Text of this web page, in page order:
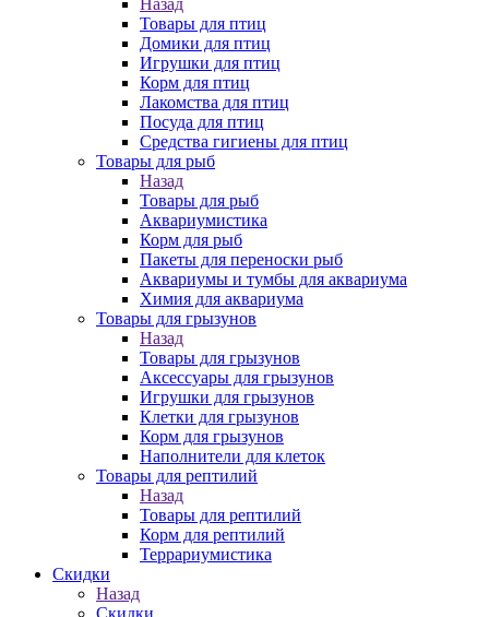
Назад
Товары для птиц
Домики для птиц
Игрушки для птиц
Корм для птиц
Лакомства для птиц
Посуда для птиц
Средства гигиены для птиц
Товары для рыб
Назад
Товары для рыб
Аквариумистика
Корм для рыб
Пакеты для переноски рыб
Аквариумы и тумбы для аквариума
Химия для аквариума
Товары для грызунов
Назад
Товары для грызунов
Аксессуары для грызунов
Игрушки для грызунов
Клетки для грызунов
Корм для грызунов
Наполнители для клеток
Товары для рептилий
Назад
Товары для рептилий
Корм для рептилий
Террариумистика
Скидки
Назад
Скидки